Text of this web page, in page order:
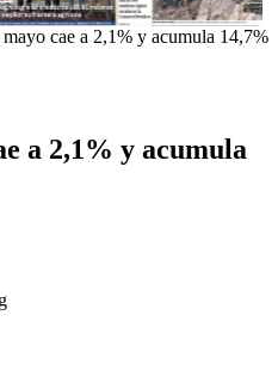
cae a 2,1% y acumula 14,7%
a 2,1% y acumula